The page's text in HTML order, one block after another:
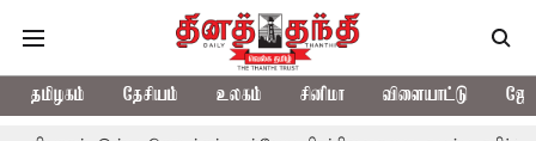
தமிழகம் தேசியம் உலகம் சினிமா விளையாட்டு